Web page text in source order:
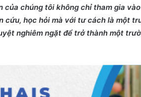
của chúng tôi không chỉ tham gia
cứu, học hỏi mà với tư cách là một
nghiêm ngặt để trở thành một